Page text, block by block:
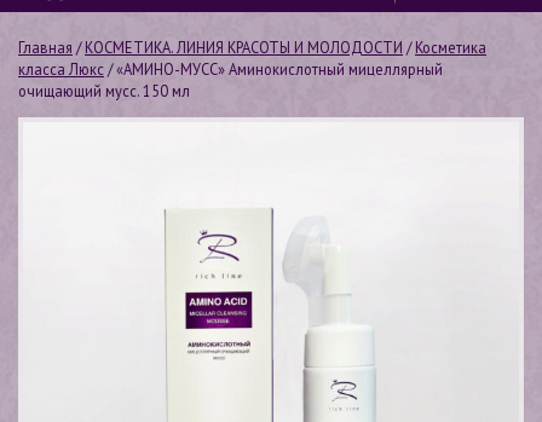
Главная /КОСМЕТИКА. ЛИНИЯ КРАСОТЫ И МОЛОДОСТИ /Косметика
класса Люкс/ «АМИНО-МУСС» Аминокислотный мицеллярный
очищающий мусс. 150 мл